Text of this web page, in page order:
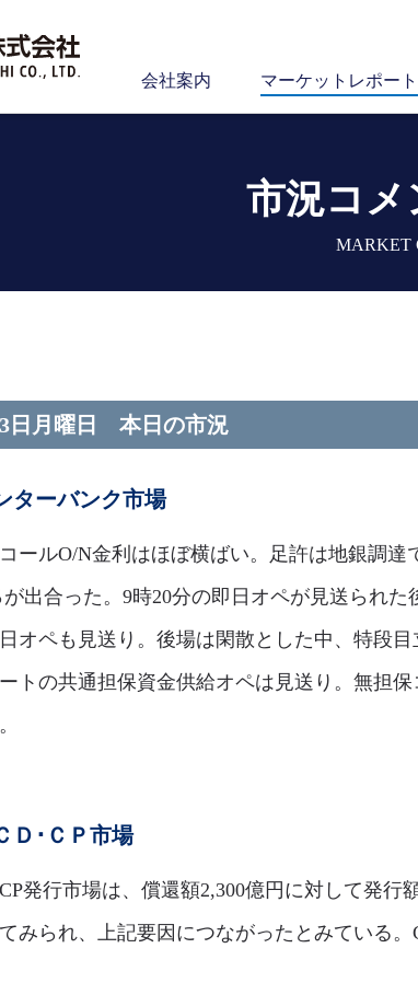
会社案内 マーケットレポート
市況コ
MARKET
日月曜日 本日の市況
ターバンク市場
ールO/N金利はほぼ横ばい。足許は地銀調
出合った。9時20分の即日オペが見送られ
オペも見送り。後場は閑散とした中、特段
トの共通担保資金供給オペは見送り。無担
Ｄ･ＣＰ市場
発行市場は、償還額2,300億円に対して発行
みられ、上記要因につながったとみている